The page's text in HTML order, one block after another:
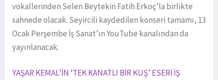
vokallerinden Selen Beytekin Fatih Erkoç’la birlikte
sahnede olacak. Seyircili kaydedilen konseri tamamı, 13
Ocak Perşembe İş Sanat’ın YouTube kanalından da
yayınlanacak.
YAŞAR KEMAL’İN ‘TEK KANATLI BİR KUŞ’ ESERİ İŞ